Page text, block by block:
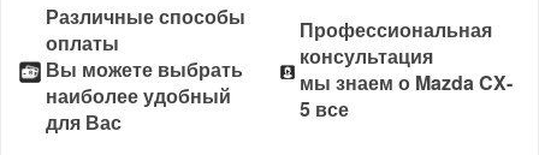
Различные способы
оплаты
Вы можете выбрать
наиболее удобный
для Вас
Профессиональная
консультация
мы знаем о Mazda CX-
5 все